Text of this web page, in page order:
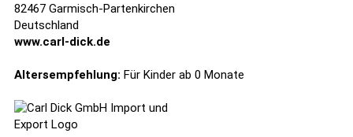
82467 Garmisch-Partenkirchen
Deutschland
www.carl-dick.de
Altersempfehlung: Für Kinder ab 0 Monate